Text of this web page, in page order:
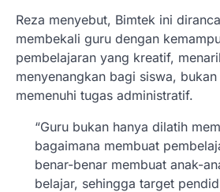
Reza menyebut, Bimtek ini
membekali guru dengan
pembelajaran yang kreatif,
menyenangkan bagi siswa,
memenuhi tugas administratif.
“Guru bukan hanya dilatih
bagaimana membuat
benar-benar membuat anak-
belajar, sehingga target